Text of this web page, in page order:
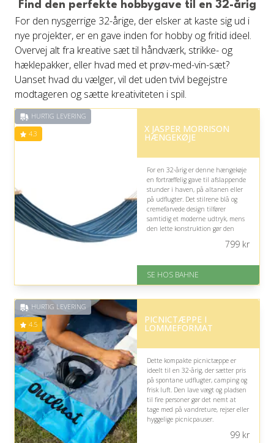
på 4.7 ud af 5
Find den perfekte hobbygave til en 32-årig
For den nysgerrige 32-årige, der elsker at kaste sig ud i
nye projekter, er en gave inden for hobby og fritid ideel.
Overvej alt fra kreative sæt til håndværk, strikke- og
hæklepakker, eller hvad med et prøv-med-vin-sæt?
Uanset hvad du vælger, vil det uden tvivl begejstre
modtageren og sætte kreativiteten i spil.
HURTIG LEVERING
4.3 X JASPER MORRISON
HÆNGEKØJE
For en 32-årig er denne hængekøje
en fortræffelig gave til afslappende
stunder i haven, på altanen eller
på udflugter. Det stilrene blå og
cremefarvede design tilfører
samtidig et moderne udtryk, mens
den lette konstruktion gør den
Gratis fragt
på 4.3 ud af 5
799kr
SE HOS BAHNE
HURTIG LEVERING
4.5 PICNICTÆPPE I
LOMMEFORMAT
Dette kompakte picnictæppe er
ideelt til en 32-årig, der sætter pris
på spontane udflugter, camping og
frisk luft. Den lave vægt og pladsen
til fire personer gør det nemt at
tage med på vandreture, rejser eller
hyggelige picnicpauser.
99kr